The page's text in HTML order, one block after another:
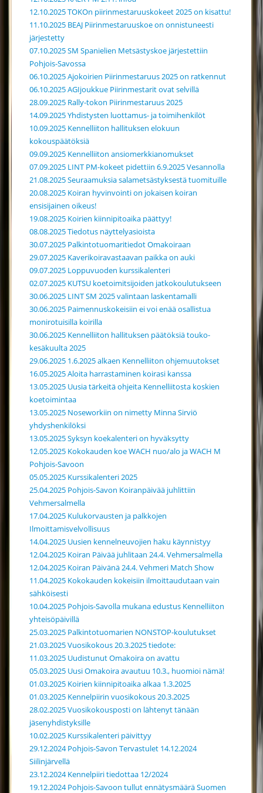
12.10.2025 TOKOn piirinmestaruuskokeet 2025 on kisattu!
11.10.2025 BEAJ Piirinmestaruuskoe on onnistuneesti
järjestetty
07.10.2025 SM Spanielien Metsästyskoe järjestettiin
Pohjois-Savossa
06.10.2025 Ajokoirien Piirinmestaruus 2025 on ratkennut
06.10.2025 AGIjoukkue Piirinmestarit ovat selvillä
28.09.2025 Rally-tokon Piirinmestaruus 2025
14.09.2025 Yhdistysten luottamus- ja toimihenkilöt
10.09.2025 Kennelliiton hallituksen elokuun
kokouspäätöksiä
09.09.2025 Kennelliiton ansiomerkkianomukset
07.09.2025 LINT PM-kokeet pidettiin 6.9.2025 Vesannolla
21.08.2025 Seuraamuksia salametsästyksestä tuomituille
20.08.2025 Koiran hyvinvointi on jokaisen koiran
ensisijainen oikeus!
19.08.2025 Koirien kiinnipitoaika päättyy!
08.08.2025 Tiedotus näyttelyasioista
30.07.2025 Palkintotuomaritiedot Omakoiraan
29.07.2025 Kaverikoiravastaavan paikka on auki
09.07.2025 Loppuvuoden kurssikalenteri
02.07.2025 KUTSU koetoimitsijoiden jatkokoulutukseen
30.06.2025 LINT SM 2025 valintaan laskentamalli
30.06.2025 Paimennuskokeisiin ei voi enää osallistua
monirotuisilla koirilla
30.06.2025 Kennelliiton hallituksen päätöksiä touko-
kesäkuulta 2025
29.06.2025 1.6.2025 alkaen Kennelliiton ohjemuutokset
16.05.2025 Aloita harrastaminen koirasi kanssa
13.05.2025 Uusia tärkeitä ohjeita Kennelliitosta koskien
koetoimintaa
13.05.2025 Noseworkiin on nimetty Minna Sirviö
yhdyshenkilöksi
13.05.2025 Syksyn koekalenteri on hyväksytty
12.05.2025 Kokokauden koe WACH nuo/alo ja WACH M
Pohjois-Savoon
05.05.2025 Kurssikalenteri 2025
25.04.2025 Pohjois-Savon Koiranpäivää juhlittiin
Vehmersalmella
17.04.2025 Kulukorvausten ja palkkojen
Ilmoittamisvelvollisuus
14.04.2025 Uusien kennelneuvojien haku käynnistyy
12.04.2025 Koiran Päivää juhlitaan 24.4. Vehmersalmella
12.04.2025 Koiran Päivänä 24.4. Vehmeri Match Show
11.04.2025 Kokokauden kokeisiin ilmoittaudutaan vain
sähköisesti
10.04.2025 Pohjois-Savolla mukana edustus Kennelliiton
yhteisöpäivillä
25.03.2025 Palkintotuomarien NONSTOP-koulutukset
21.03.2025 Vuosikokous 20.3.2025 tiedote:
11.03.2025 Uudistunut Omakoira on avattu
05.03.2025 Uusi Omakoira avautuu 10.3., huomioi nämä!
01.03.2025 Koirien kiinnipitoaika alkaa 1.3.2025
01.03.2025 Kennelpiirin vuosikokous 20.3.2025
28.02.2025 Vuosikokousposti on lähtenyt tänään
jäsenyhdistyksille
10.02.2025 Kurssikalenteri päivittyy
29.12.2024 Pohjois-Savon Tervastulet 14.12.2024
Siilinjärvellä
23.12.2024 Kennelpiiri tiedottaa 12/2024
19.12.2024 Pohjois-Savoon tullut ennätysmäärä Suomen